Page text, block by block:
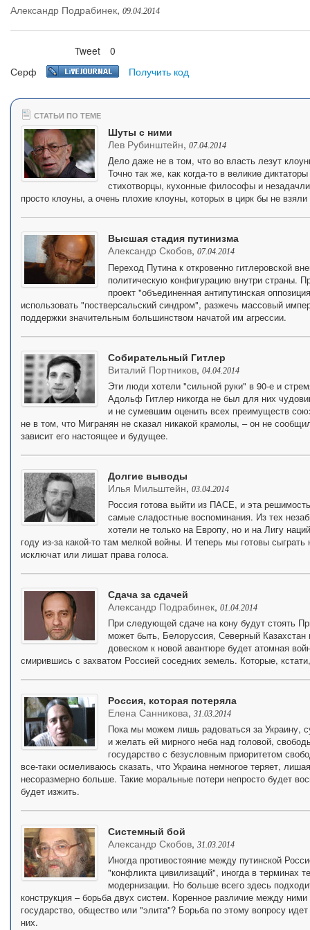
Александр Подрабинек, 09.04.2014
Tweet
0
Серф
Получить код
СТАТЬИ ПО ТЕМЕ
Шуты с ними
Лев Рубинштейн, 07.04.2014
Дело даже не в том, что во власть лезут
Точно так же, как когда-то в великие
стихотворцы, кухонные философы и
просто клоуны, а очень плохие клоуны, которых в цирк бы не
Высшая стадия путинизма
Александр Скобов, 07.04.2014
Переход Путина к откровенно гитлеровской
политическую конфигурацию внутри страны.
проект "объединенная антипутинская
использовать "постверсальский синдром", разжечь массовый
поддержки значительным большинством начатой им агрессии.
Собирательный Гитлер
Виталий Портников, 04.04.2014
Эти люди хотели "сильной руки" в 90-е и
Адольф Гитлер никогда не был для них
и не сумевшим оценить всех преимуществ
не в том, что Мигранян не сказал никакой крамолы, – он не
зависит его настоящее и будущее.
Долгие выводы
Илья Мильштейн, 03.04.2014
Россия готова выйти из ПАСЕ, и эта
самые сладостные воспоминания. Из тех
хотели не только на Европу, но и на Лигу
году из-за какой-то там мелкой войны. И теперь мы готовы
исключат или лишат права голоса.
Сдача за сдачей
Александр Подрабинек, 01.04.2014
При следующей сдаче на кону будут стоять
может быть, Белоруссия, Северный Казахстан
довеском к новой авантюре будет атомная
смирившись с захватом Россией соседних земель. Которые,
Россия, которая потеряла
Елена Санникова, 31.03.2014
Пока мы можем лишь радоваться за Украину,
и желать ей мирного неба над головой,
государство с безусловным приоритетом
все-таки осмеливаюсь сказать, что Украина немногое теряет,
несоразмерно больше. Такие моральные потери непросто будет
будет изжить.
Системный бой
Александр Скобов, 31.03.2014
Иногда противостояние между путинской
"конфликта цивилизаций", иногда в терминах
модернизации. Но больше всего здесь
конструкция – борьба двух систем. Коренное различие между
государство, общество или "элита"? Борьба по этому вопросу
них.